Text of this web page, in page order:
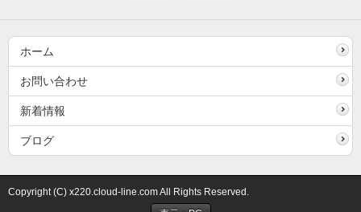
ホーム
お問い合わせ
新着情報
ブログ
Copyright (C) x220.cloud-line.com All Rights Reserved.